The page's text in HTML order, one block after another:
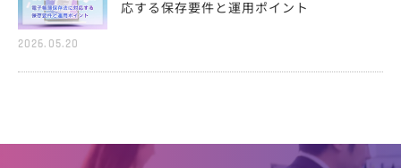
2026.05.20
応する保存要件と運用ポイント